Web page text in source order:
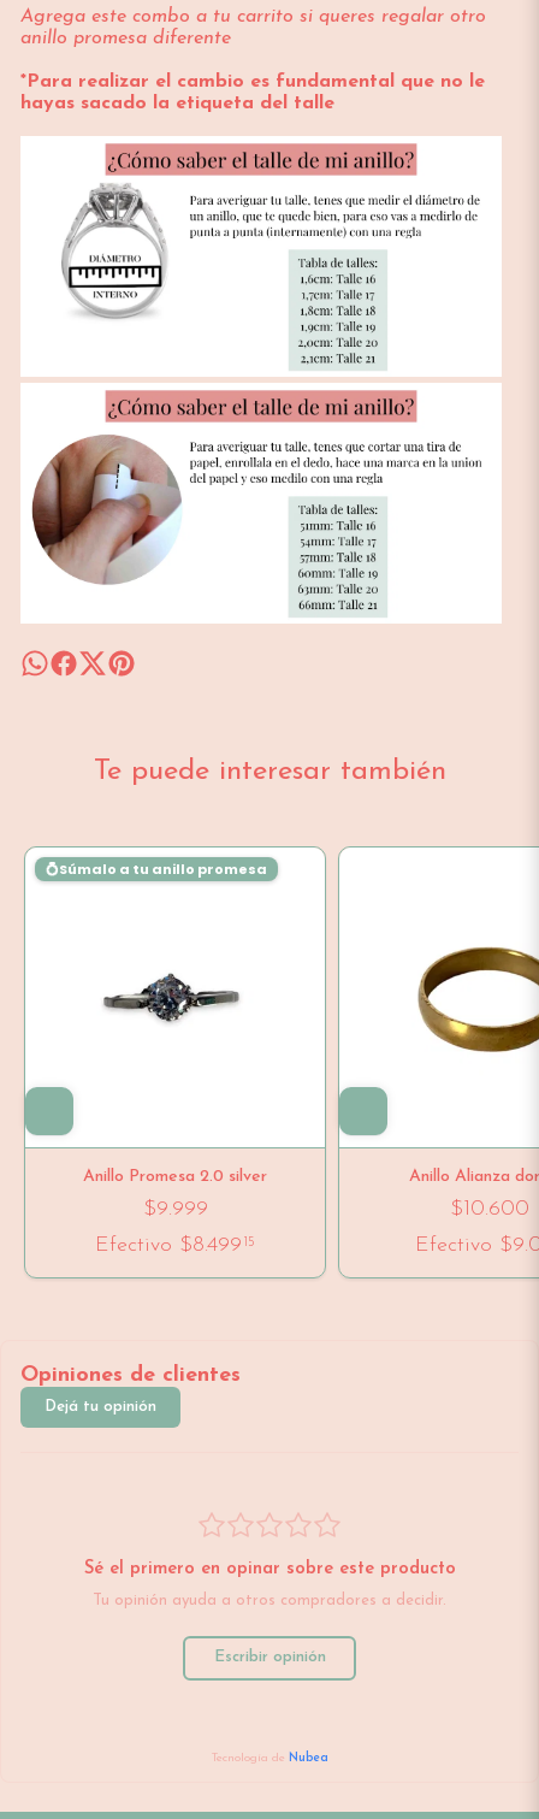
Agrega este combo a tu carrito si queres regalar otro
anillo promesa diferente
*Para realizar el cambio es fundamental que no le
hayas sacado la etiqueta del talle
Te puede interesar también
💍Súmalo a tu anillo promesa
Anillo Promesa 2.0 silver
$9.999
Efectivo $8.499 15
Anillo Alianza
$10.600
Efectivo
Opiniones de clientes
Dejá tu opinión
Sé el primero en opinar sobre este producto
Tu opinión ayuda a otros compradores a decidir.
Escribir opinión
Tecnología de Nubea